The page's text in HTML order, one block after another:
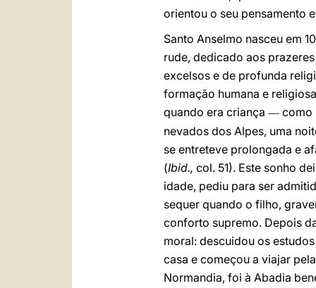
orientou o seu pensamento
Santo Anselmo nasceu em
rude, dedicado aos
excelsos e de profunda
formação humana e
quando era criança — como
nevados dos Alpes, uma
se entreteve prolongada e
(Ibid., col. 51). Este sonho
idade, pediu para ser
sequer quando o filho,
conforto supremo. Depois
moral: descuidou os
casa e começou a viajar
Normandia, foi à Abadia